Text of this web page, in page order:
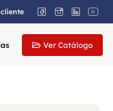
Ver Catálogo